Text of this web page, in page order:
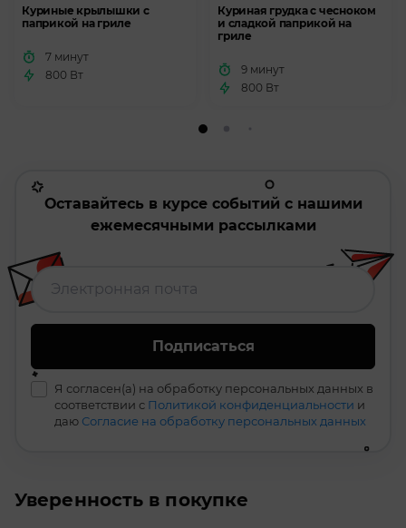
Куриные крылышки с
паприкой на гриле
7 минут
800 Вт
Куриная грудка с чесноком
и сладкой паприкой на
гриле
9 минут
800 Вт
Оставайтесь в курсе событий с нашими
ежемесячными рассылками
Подписаться
Я согласен(а) на обработку персональных данных в
соответствии с Политикой конфиденциальности и
даю Согласие на обработку персональных данных
Уверенность в покупке